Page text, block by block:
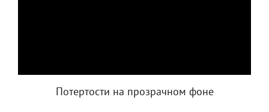
Потертости на прозрачном фоне